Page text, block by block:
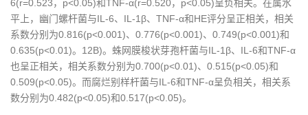
6(r=0.523，p<0.05)和TNF-α(r=0.520，p<0.05)呈负相关。在属水
平上，幽门螺杆菌与IL-6、IL-1β、TNF-α和HE评分呈正相关，相关
系数分别为0.816(p<0.001)、0.776(p<0.001)、0.749(p<0.001)和
0.635(p<0.01)。12B)。蛛网膜梭状芽孢杆菌与IL-1β、IL-6和TNF-α
也呈正相关，相关系数分别为0.700(p<0.01)、0.515(p<0.05)和
0.509(p<0.05)。而腐烂别样杆菌与IL-6和TNF-α呈负相关，相关系
数分别为0.482(p<0.05)和0.517(p<0.05)。